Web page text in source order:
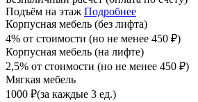
Подъём на этаж Подробнее
Корпусная мебель (без лифта)
4% от стоимости (но не менее 450 ₽)
Корпусная мебель (на лифте)
2,5% от стоимости (но не менее 450 ₽)
Мягкая мебель
1000 ₽(за каждые 3 ед.)